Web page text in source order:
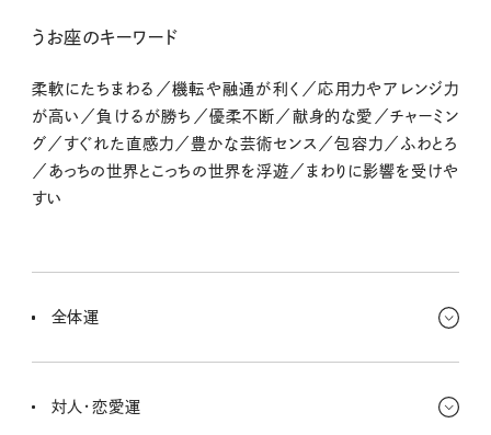
うお座のキーワード
柔軟にたちまわる／機転や融通が利く／応用力やアレンジ力
が高い／負けるが勝ち／優柔不断／献身的な愛／チャーミン
グ／すぐれた直感力／豊かな芸術センス／包容力／ふわとろ
／あっちの世界とこっちの世界を浮遊／まわりに影響を受けや
すい
全体運
かを譲り受けたりする場合も。心のモヤモヤを感じることもあるけど、
対人・恋愛運